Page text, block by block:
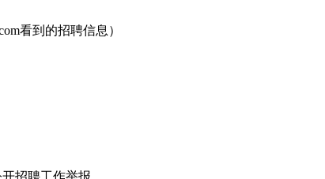
看到的招聘信息）
招聘工作举报。